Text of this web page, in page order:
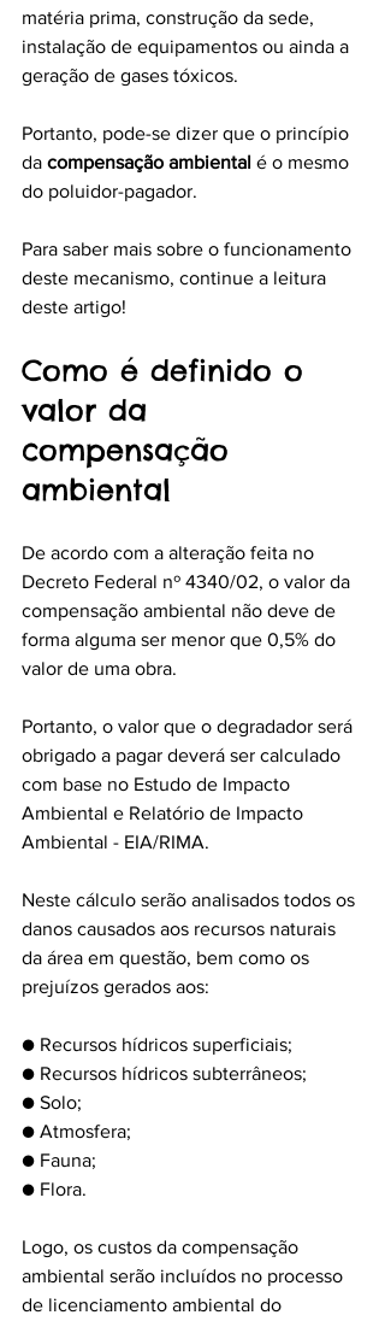
matéria prima, construção da sede,
instalação de equipamentos ou ainda a
geração de gases tóxicos.
Portanto, pode-se dizer que o princípio
da compensação ambiental é o mesmo
do poluidor-pagador.
Para saber mais sobre o funcionamento
deste mecanismo, continue a leitura
deste artigo!
Como é definido o
valor da
compensação
ambiental
De acordo com a alteração feita no
Decreto Federal nº 4340/02, o valor da
compensação ambiental não deve de
forma alguma ser menor que 0,5% do
valor de uma obra.
Portanto, o valor que o degradador será
obrigado a pagar deverá ser calculado
com base no Estudo de Impacto
Ambiental e Relatório de Impacto
Ambiental - EIA/RIMA.
Neste cálculo serão analisados todos os
danos causados aos recursos naturais
da área em questão, bem como os
prejuízos gerados aos:
● Recursos hídricos superficiais;
● Recursos hídricos subterrâneos;
● Solo;
● Atmosfera;
● Fauna;
● Flora.
Logo, os custos da compensação
ambiental serão incluídos no processo
de licenciamento ambiental do